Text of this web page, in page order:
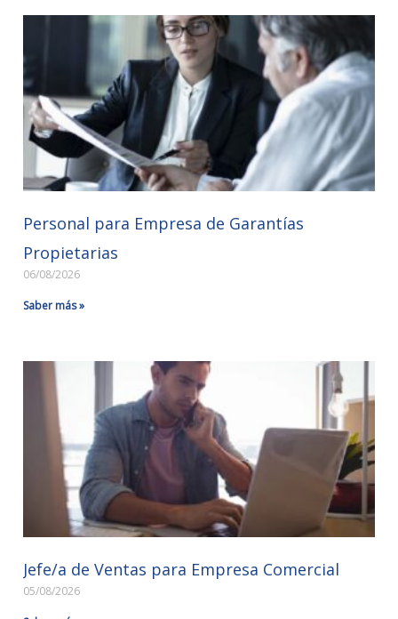
Personal para Empresa de Garantías
Propietarias
06/08/2026
Saber más »
Jefe/a de Ventas para Empresa Comercial
05/08/2026